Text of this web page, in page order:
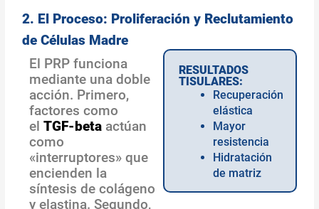
2. El Proceso: Proliferación y Reclutamiento
de Células Madre
El PRP funciona
mediante una doble
acción. Primero,
factores como
elTGF-beta actúan
como
«interruptores» que
encienden la
síntesis de colágeno
y elastina. Segundo,
RESULTADOS
TISULARES:
Recuperación
elástica
Mayor
resistencia
Hidratación
de matriz